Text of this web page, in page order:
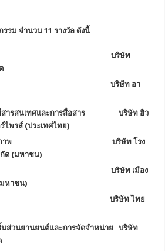
รรม จำนวน11 รางวัล ดังนี้
ริษัท
การผลิต บริษัท อา
ยีสารสนเทศและการสื่อสาร บริษัท ฮิว
ไพรส์ (ประเทศไทย)
าพ บริษัท โรง
กัด (มหาชน)
บริษัท เมือง
หาชน)
ริษัท ไทย
ส่วนยานยนต์และการจัดจำหน่าย บริษัท